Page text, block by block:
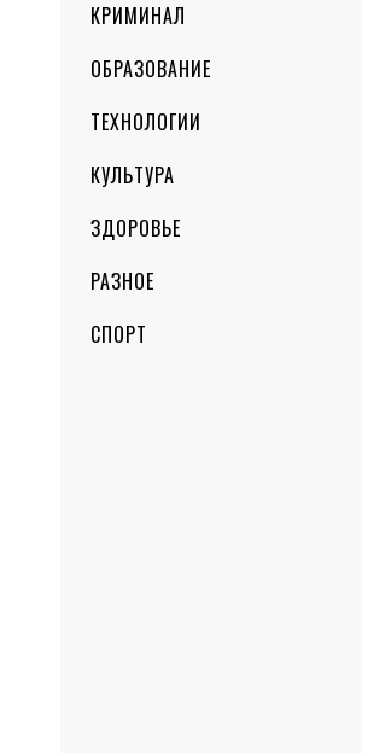
КРИМИНАЛ
ОБРАЗОВАНИЕ
ТЕХНОЛОГИИ
КУЛЬТУРА
ЗДОРОВЬЕ
РАЗНОЕ
СПОРТ